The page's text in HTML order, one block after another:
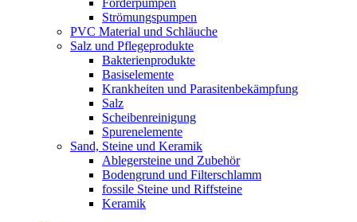
Strömungspumpen
PVC Material und Schläuche
Salz und Pflegeprodukte
Bakterienprodukte
Basiselemente
Krankheiten und Parasitenbekämpfung
Salz
Scheibenreinigung
Spurenelemente
Sand, Steine und Keramik
Ablegersteine und Zubehör
Bodengrund und Filterschlamm
fossile Steine und Riffsteine
Keramik